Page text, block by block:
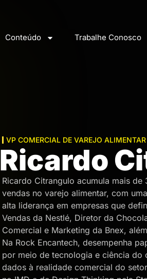
Conteúdo Trabalhe Conosco
VP COMERCIAL DE VAREJO
Ricardo
Ricardo Citrangulo acumula mais
vendas no varejo alimentar, com
alta liderança em empresas que
Vendas da Nestlé, Diretor da
Comercial e Marketing da Bnex,
Na Rock Encantech, desempenha
por meio de tecnologia e ciência do
dados à realidade comercial do